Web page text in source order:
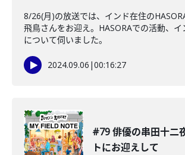
8/26(月)の放送では、インド在住の
飛鳥さんをお迎え。HASORAでの活動、
について伺いました。
2024.09.06 |00:16:27
#79 俳優の串田十二
トにお迎えして